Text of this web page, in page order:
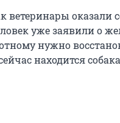
ветеринары
уже заявили о
нужно
находится